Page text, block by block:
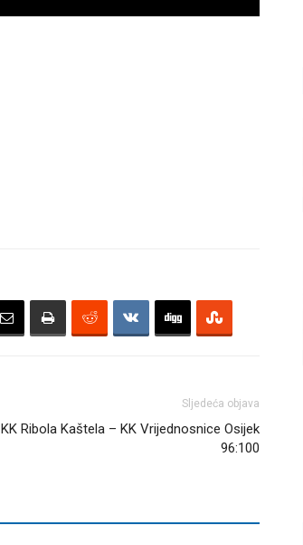
Sljedeća objava
KK Ribola Kaštela – KK Vrijednosnice Osijek
96:100